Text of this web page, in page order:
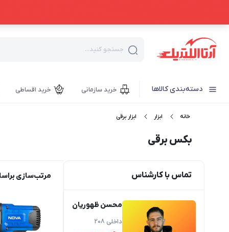
جستجو کنید...
دسته‌بندی کالاها خرید سازمانی خرید اقساطی
خانه ابزار ابزار برقی
بکس برقی
تماس با کارشناس
محسن ظهوریان
داخلی 208
مرتب‌سازی